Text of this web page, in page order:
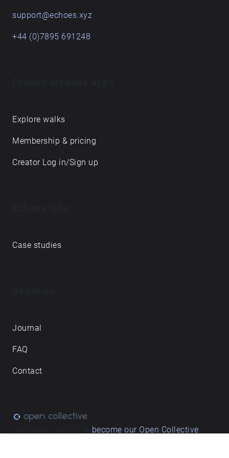
support@echoes.xyz
+44 (0)7895 691248
Explore walks
Membership & pricing
Creator Log in/Sign up
Case studies
Journal
FAQ
Contact
become our Open Collective